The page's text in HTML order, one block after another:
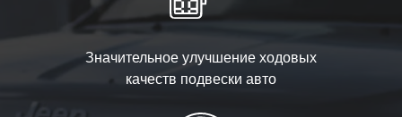
Значительное улучшение ходовых
качеств подвески авто